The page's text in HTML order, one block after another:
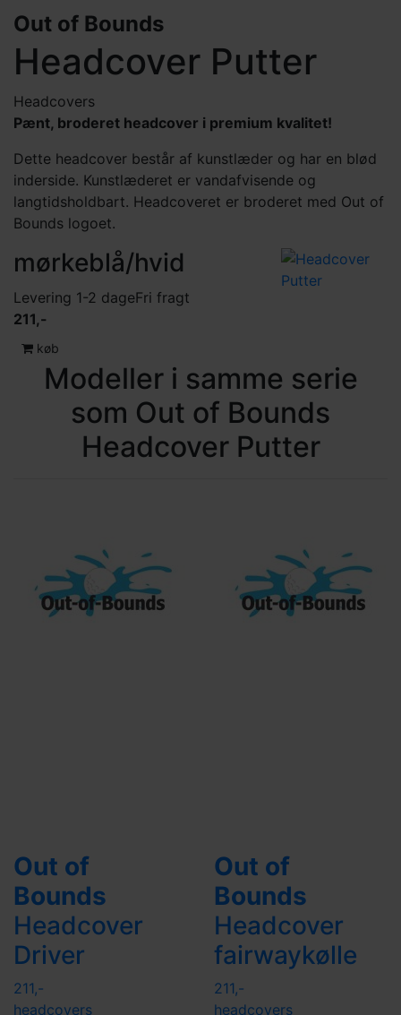
Out of Bounds
Headcover Putter
Headcovers
Pænt, broderet headcover i premium kvalitet!
Dette headcover består af kunstlæder og har en blød
inderside. Kunstlæderet er vandafvisende og
langtidsholdbart. Headcoveret er broderet med Out of
Bounds logoet.
mørkeblå/hvid
Levering 1-2 dageFri fragt
211,-
køb
Modeller i samme serie
som Out of Bounds
Headcover Putter
Out of
Bounds
Headcover
Driver
211,-
headcovers
Out of
Bounds
Headcover
fairwaykølle
211,-
headcovers